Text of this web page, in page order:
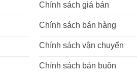
Chính sách giá bán
Chính sách bán hàng
Chính sách vận chuyển
Chính sách bán buôn